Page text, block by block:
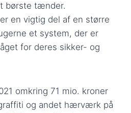
børste tænder.
en vigtig del af en større
et system, der er
for deres sikker- og
omkring 71 mio. kroner
og andet hærværk på